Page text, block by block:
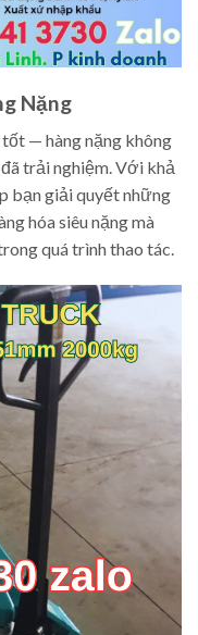
Nặng
— hàng nặng không
trải nghiệm. Với khả
bạn giải quyết những
hóa siêu nặng mà
quá trình thao tác.